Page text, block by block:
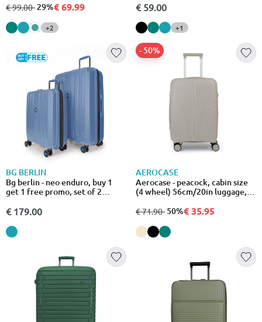
suitcase - mint
από
€ 99.00σε
- 29%€ 69.99
+2
suitcase
€ 59.00
+1
BG BERLIN
Bg berlin - neo enduro, buy 1
get 1 free promo, set of 2
€ 179.00
AEROCASE
Aerocase - peacock, cabin size
(4 wheel) 56cm/20in luggage,
από
€ 71.90σε
- 50%
- 50%€ 35.95